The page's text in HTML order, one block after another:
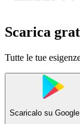
Scarica
Tutte le tue
Scaricalo su